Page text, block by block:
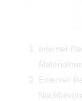
Interner
Externer